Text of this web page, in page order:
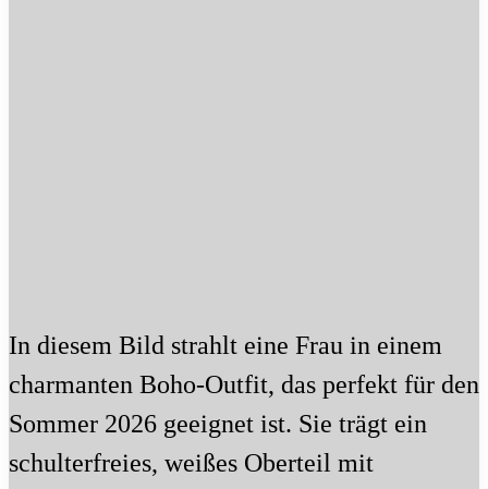
In diesem Bild strahlt eine Frau in einem
charmanten Boho-Outfit, das perfekt für den
Sommer 2026 geeignet ist. Sie trägt ein
schulterfreies, weißes Oberteil mit